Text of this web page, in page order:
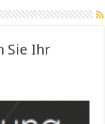
Sie Ihr